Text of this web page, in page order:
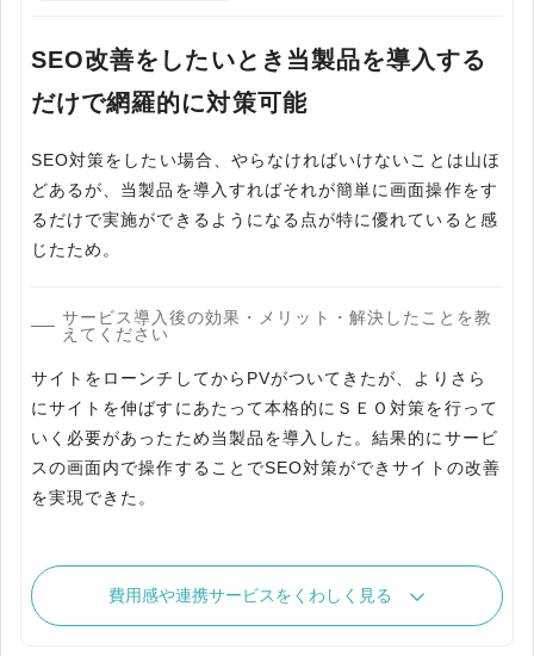
SEO改善をしたいとき当製品を導入する
だけで網羅的に対策可能
SEO対策をしたい場合、やらなければいけないことは山ほ
どあるが、当製品を導入すればそれが簡単に画面操作をす
るだけで実施ができるようになる点が特に優れていると感
じたため。
サービス導入後の効果・メリット・解決したことを教
えてください
サイトをローンチしてからPVがついてきたが、よりさら
にサイトを伸ばすにあたって本格的にＳＥＯ対策を行って
いく必要があったため当製品を導入した。結果的にサービ
スの画面内で操作することでSEO対策ができサイトの改善
を実現できた。
費用感や連携サービスをくわしく見る